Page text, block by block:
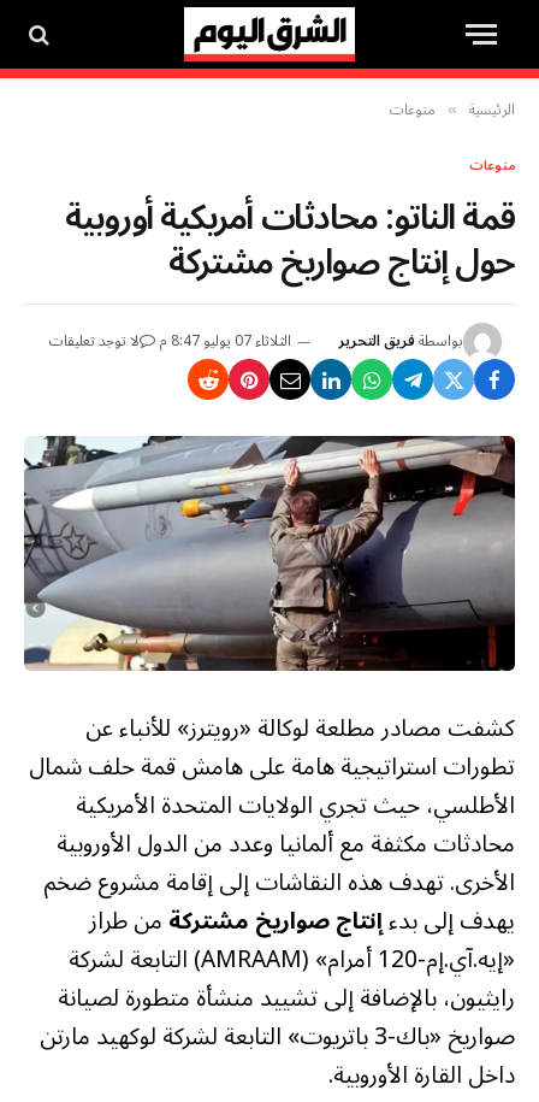
الرئيسية » منوعات
منوعات
قمة الناتو: محادثات أمريكية أوروبية
حول إنتاج صواريخ مشتركة
بواسطةفريق التحرير الثلاثاء 07 يوليو 8:47 م لا توجد تعليقات
كشفت مصادر مطلعة لوكالة «رويترز» للأنباء عن
تطورات استراتيجية هامة على هامش قمة حلف شمال
الأطلسي، حيث تجري الولايات المتحدة الأمريكية
محادثات مكثفة مع ألمانيا وعدد من الدول الأوروبية
الأخرى. تهدف هذه النقاشات إلى إقامة مشروع ضخم
يهدف إلى بدءإنتاج صواريخ مشتركةمن طراز
«إيه.آي.إم-120 أمرام» (AMRAAM) التابعة لشركة
رايثيون، بالإضافة إلى تشييد منشأة متطورة لصيانة
صواريخ «باك-3 باتريوت» التابعة لشركة لوكهيد مارتن
داخل القارة الأوروبية.